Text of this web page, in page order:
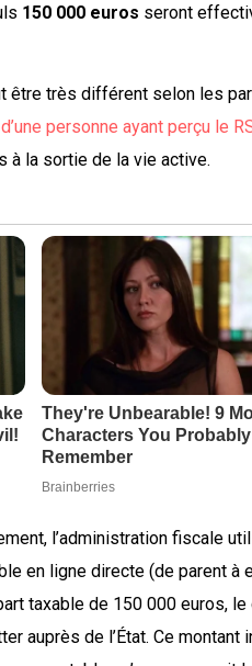
150 000 euros seront
être très différent selon les
personne ayant perçu le
à la sortie de la vie active.
l’administration fiscale
en ligne directe (de parent à
taxable de 150 000 euros,
auprès de l’État. Ce